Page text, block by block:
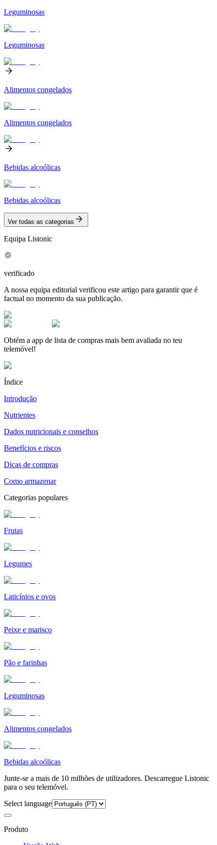
Leguminosas
Leguminosas
Alimentos congelados
Alimentos congelados
Bebidas alcoólicas
Bebidas alcoólicas
Ver todas as categorias
Equipa Listonic
verificado
A nossa equipa editorial verificou este artigo para garantir que é
factual no momento da sua publicação.
Obtém a app de lista de compras mais bem avaliada no teu
telemóvel!
Índice
Introdução
Nutrientes
Dados nutricionais e conselhos
Benefícios e riscos
Dicas de compras
Como armazenar
Categorias populares
Frutas
Legumes
Laticínios e ovos
Peixe e marisco
Pão e farinhas
Leguminosas
Alimentos congelados
Bebidas alcoólicas
Junte-se a mais de 10 milhões de utilizadores. Descarregue Listonic
para o seu telemóvel.
Select language
Produto